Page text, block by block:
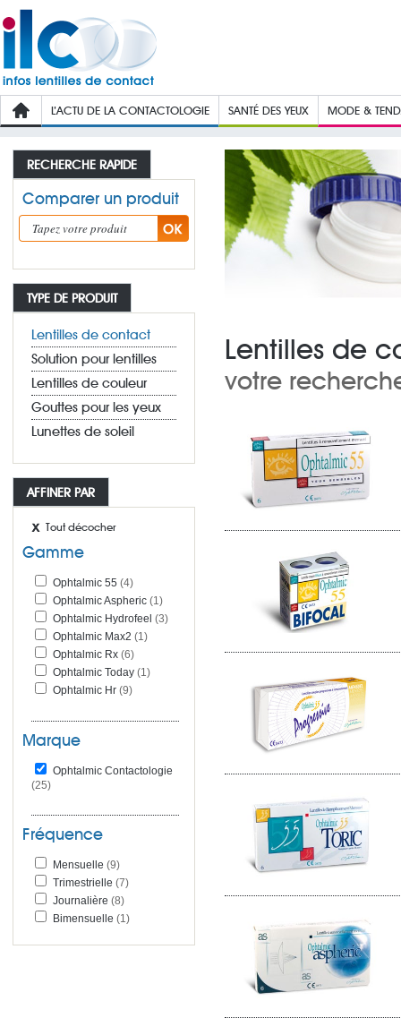
L’ACTU DE LA CONTACTOLOGIE SANTÉ DES YEUX MODE &
RECHERCHE RAPIDE
Comparer un produit
TYPE DE PRODUIT
Lentilles de contact
Solution pour lentilles
Lentilles de couleur
Gouttes pour les yeux
Lunettes de soleil
AFFINER PAR
Tout décocher
Gamme
Ophtalmic 55 (4)
Ophtalmic Aspheric (1)
Ophtalmic Hydrofeel (3)
Ophtalmic Max2 (1)
Ophtalmic Rx (6)
Ophtalmic Today (1)
Ophtalmic Hr (9)
Marque
Ophtalmic Contactologie
(25)
Fréquence
Mensuelle (9)
Trimestrielle (7)
Journalière (8)
Bimensuelle (1)
Lentilles de
votre